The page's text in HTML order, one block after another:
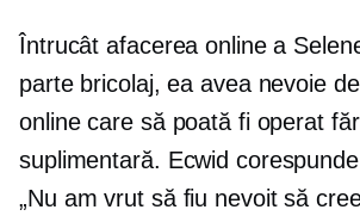
Întrucât afacerea online a
parte bricolaj, ea avea nevoie
online care să poată fi operat
suplimentară. Ecwid
„Nu am vrut să fiu nevoit să